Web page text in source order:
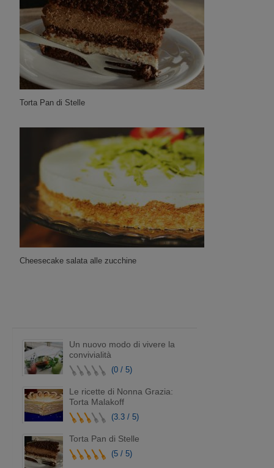
Torta Pan di Stelle
Cheesecake salata alle zucchine
Un nuovo modo di vivere la
convivialità
(0 / 5)
Le ricette di Nonna Grazia:
Torta Malakoff
(3.3 / 5)
Torta Pan di Stelle
(5 / 5)